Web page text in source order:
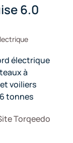
6.0
électrique
à
voiliers
tonnes
Torqeedo